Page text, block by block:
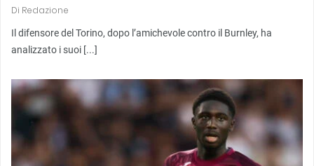
Di Redazione
Il difensore del Torino, dopo l’amichevole contro il Burnley, ha
analizzato i suoi [...]